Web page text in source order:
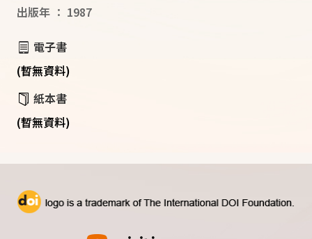
出版年 ： 1987
電子書
(暫無資料)
紙本書
(暫無資料)